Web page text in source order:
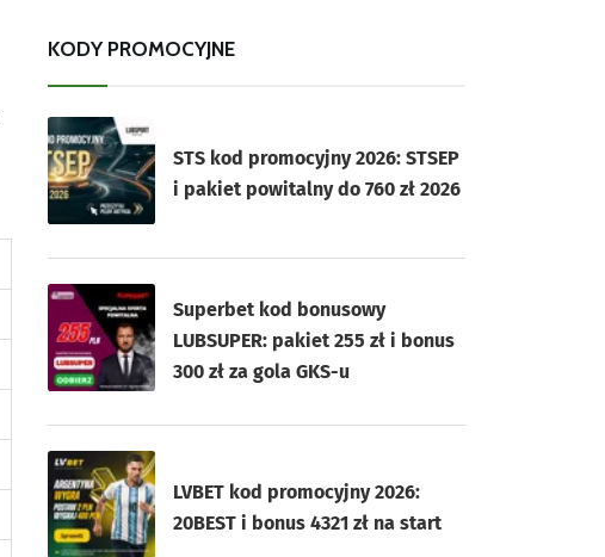
KODY PROMOCYJNE
STS kod promocyjny 2026: STSEP
i pakiet powitalny do 760 zł 2026
Superbet kod bonusowy
LUBSUPER: pakiet 255 zł i bonus
300 zł za gola GKS-u
LVBET kod promocyjny 2026:
20BEST i bonus 4321 zł na start